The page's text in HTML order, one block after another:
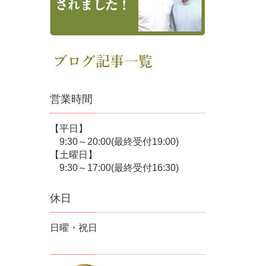
営業時間
【平日】
9:30～20:00(最終受付19:00)
【土曜日】
9:30～17:00(最終受付16:30)
休日
日曜・祝日